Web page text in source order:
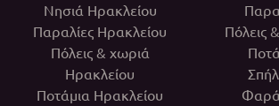
Νησιά Ηρακλείου
Παραλίες Ηρακλείου
Πόλεις & χωριά
Ηρακλείου
Ποτάμια Ηρακλείου
Πόλεις